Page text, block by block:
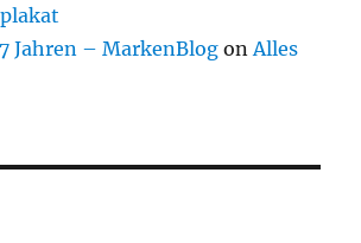
Jahren – MarkenBlog onAlles